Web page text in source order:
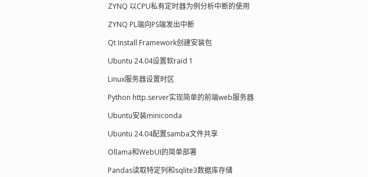
ZYNQ 以CPU私有定时器为例分析中断的使用
ZYNQ PL端向PS端发出中断
Qt Install Framework创建安装包
Ubuntu 24.04设置软raid 1
Linux服务器设置时区
Python http.server实现简单的前端web服务器
Ubuntu安装miniconda
Ubuntu 24.04配置samba文件共享
Ollama和WebUI的简单部署
Pandas读取特定列和sqlite3数据库存储